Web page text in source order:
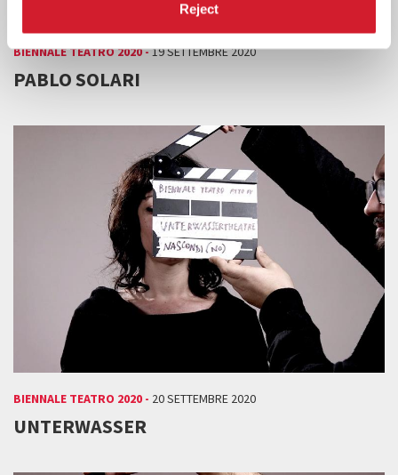
Reject
BIENNALE TEATRO 2020 -19 SETTEMBRE 2020
PABLO SOLARI
BIENNALE TEATRO 2020 - 20 SETTEMBRE 2020
UNTERWASSER